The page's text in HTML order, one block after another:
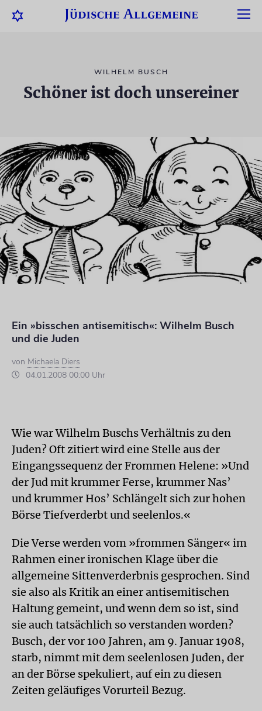
WILHELM BUSCH
Schöner ist doch unsereiner
Ein »bisschen antisemitisch«: Wilhelm Busch
und die Juden
von Michaela Diers
04.01.2008 00:00 Uhr
Wie war Wilhelm Buschs Verhältnis zu den
Juden? Oft zitiert wird eine Stelle aus der
Eingangssequenz der Frommen Helene: »Und
der Jud mit krummer Ferse, krummer Nas’
und krummer Hos’ Schlängelt sich zur hohen
Börse Tiefverderbt und seelenlos.«
Die Verse werden vom »frommen Sänger« im
Rahmen einer ironischen Klage über die
allgemeine Sittenverderbnis gesprochen. Sind
sie also als Kritik an einer antisemitischen
Haltung gemeint, und wenn dem so ist, sind
sie auch tatsächlich so verstanden worden?
Busch, der vor 100 Jahren, am 9. Januar 1908,
starb, nimmt mit dem seelenlosen Juden, der
an der Börse spekuliert, auf ein zu diesen
Zeiten geläufiges Vorurteil Bezug.